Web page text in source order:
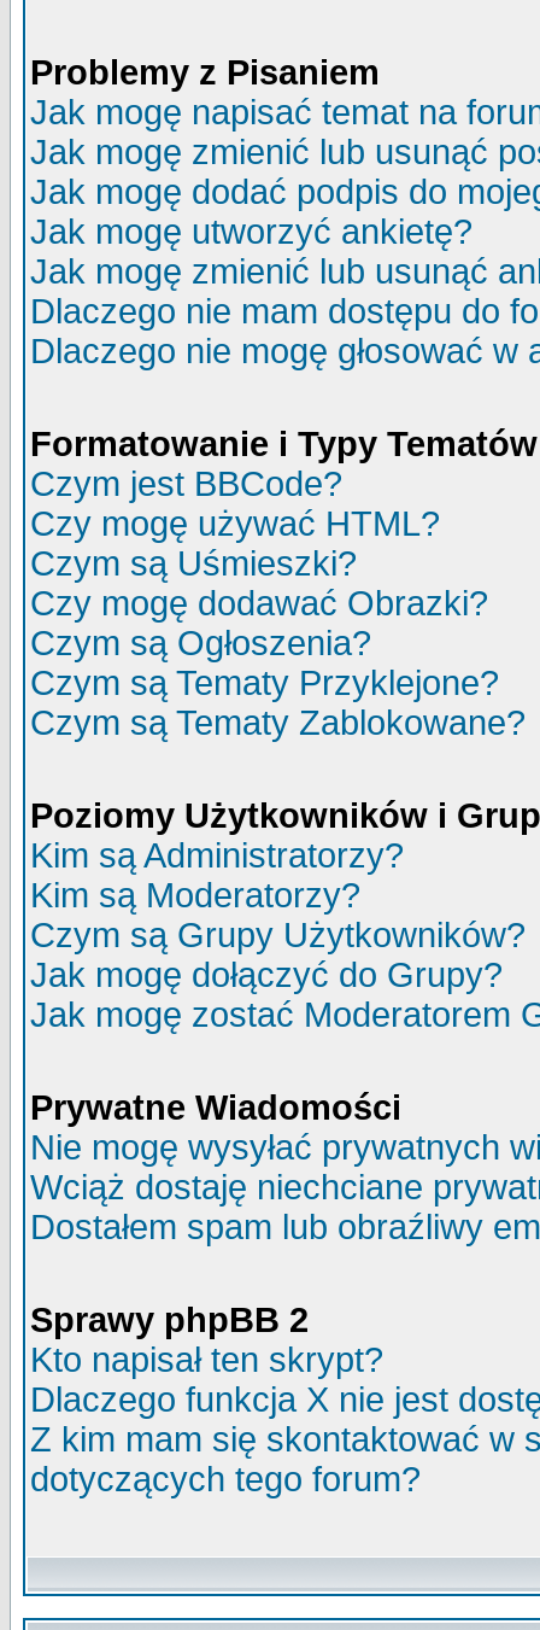
Problemy z Pisaniem
Jak mogę napisać temat na
Jak mogę zmienić lub usunąć
Jak mogę dodać podpis do
Jak mogę utworzyć ankietę?
Jak mogę zmienić lub usunąć
Dlaczego nie mam dostępu do
Dlaczego nie mogę głosować w
Formatowanie i Typy Tematów
Czym jest BBCode?
Czy mogę używać HTML?
Czym są Uśmieszki?
Czy mogę dodawać Obrazki?
Czym są Ogłoszenia?
Czym są Tematy Przyklejone?
Czym są Tematy Zablokowane?
Poziomy Użytkowników i
Kim są Administratorzy?
Kim są Moderatorzy?
Czym są Grupy Użytkowników?
Jak mogę dołączyć do Grupy?
Jak mogę zostać Moderatorem
Prywatne Wiadomości
Nie mogę wysyłać prywatnych
Wciąż dostaję niechciane
Dostałem spam lub obraźliwy
Sprawy phpBB 2
Kto napisał ten skrypt?
Dlaczego funkcja X nie jest
Z kim mam się skontaktować w
dotyczących tego forum?